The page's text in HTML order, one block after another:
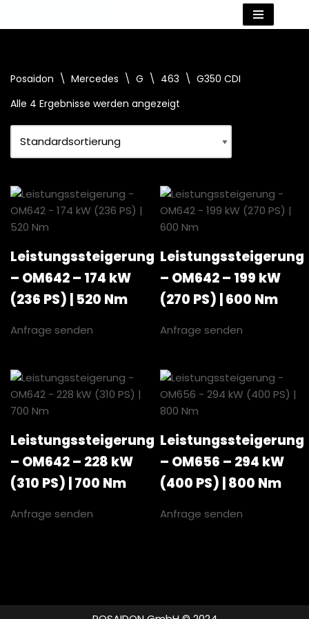
Posaidon \ Mercedes \ G \ 463 \ G350 CDI
Alle 4 Ergebnisse werden angezeigt
Leistungssteigerung
– OM642 – 174 kW
(236 PS) | 520 Nm
Anfrage senden
Leistungssteigerung
– OM642 – 199 kW
(270 PS) | 600 Nm
Anfrage senden
Leistungssteigerung
– OM642 – 228 kW
(310 PS) | 700 Nm
Anfrage senden
Leistungssteigerung
– OM656 – 294 kW
(400 PS) | 800 Nm
Anfrage senden